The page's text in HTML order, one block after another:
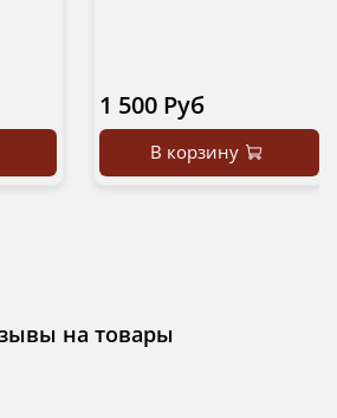
1 500 Руб
В корзину
на товары